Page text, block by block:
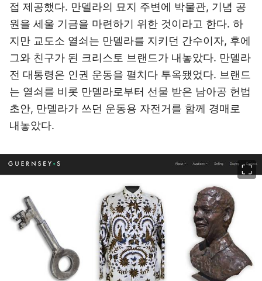
접 제공했다. 만델라의 묘지 주변에 박물관, 기념 공
원을 세울 기금을 마련하기 위한 것이라고 한다. 하
지만 교도소 열쇠는 만델라를 지키던 간수이자, 후에
그와 친구가 된 크리스토 브랜드가 내놓았다. 만델라
전 대통령은 인권 운동을 펼치다 투옥됐었다. 브랜드
는 열쇠를 비롯 만델라로부터 선물 받은 남아공 헌법
초안, 만델라가 쓰던 운동용 자전거를 함께 경매로
내놓았다.